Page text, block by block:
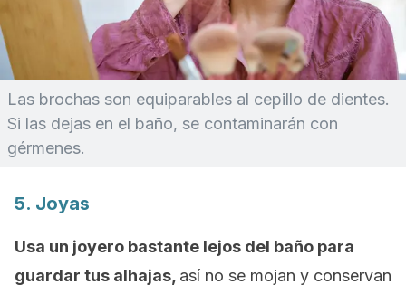
Las brochas son equiparables al cepillo de dientes.
Si las dejas en el baño, se contaminarán con
gérmenes.
5. Joyas
Usa un joyero bastante lejos del baño para
guardar tus alhajas, así no se mojan y conservan